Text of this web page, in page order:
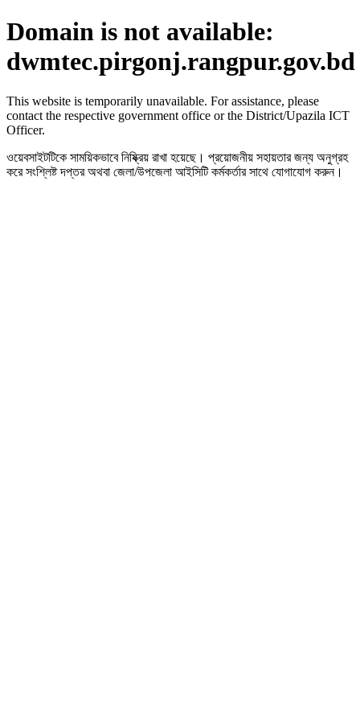
Domain is not available:
dwmtec.pirgonj.rangpur.gov.bd
This website is temporarily unavailable. For assistance, please
contact the respective government office or the District/Upazila ICT
Officer.
ওয়েবসাইটটিকে সাময়িকভাবে নিষ্ক্রিয় রাখা হয়েছে। প্রয়োজনীয় সহায়তার জন্য অনুগ্রহ
করে সংশ্লিষ্ট দপ্তর অথবা জেলা/উপজেলা আইসিটি কর্মকর্তার সাথে যোগাযোগ করুন।